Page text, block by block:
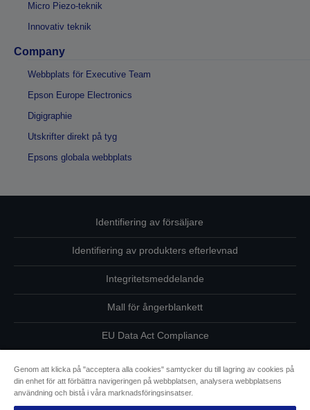
Micro Piezo-teknik
Innovativ teknik
Company
Webbplats för Executive Team
Epson Europe Electronics
Digigraphie
Utskrifter direkt på tyg
Epsons globala webbplats
Identifiering av försäljare
Identifiering av produkters efterlevnad
Integritetsmeddelande
Mall för ångerblankett
EU Data Act Compliance
Kontakta oss angående dina uppgifter
Information om cookies
Genom att klicka på "acceptera alla cookies" samtycker du till lagring av cookies på
din enhet för att förbättra navigeringen på webbplatsen, analysera webbplatsens
användning och bistå i våra marknadsföringsinsatser.